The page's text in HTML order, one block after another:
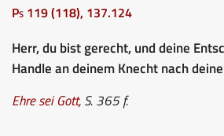
Ps 119 (118), 137.124
Herr, du bist gerecht, und deine
Handle an deinem Knecht nach
Ehre sei Gott,S. 365 f.